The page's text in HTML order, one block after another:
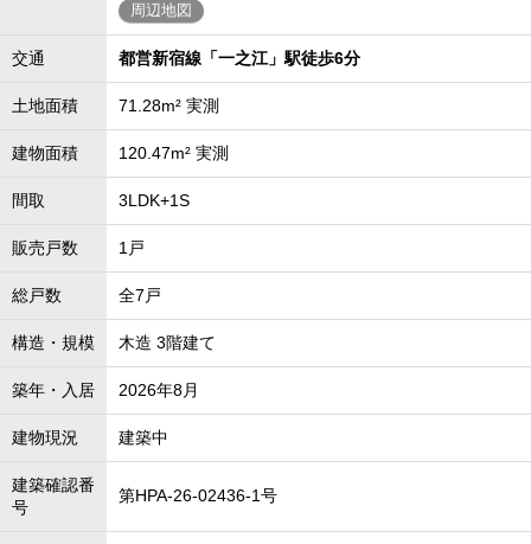
周辺地図
交通 都営新宿線「一之江」駅徒歩6分
土地面積 71.28m² 実測
建物面積 120.47m² 実測
間取 3LDK+1S
販売戸数 1戸
総戸数 全7戸
構造・規模 木造 3階建て
築年・入居 2026年8月
建物現況 建築中
建築確認番
号
第HPA-26-02436-1号